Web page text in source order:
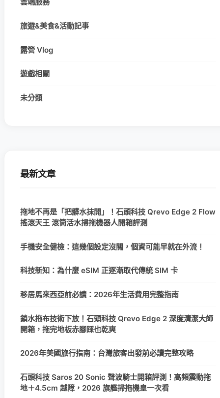
雲端服務
旅遊&美食&活動記事
露營 Vlog
遊戲相關
未分類
最新文章
拖地不再是「把髒水抹開」！石頭科技 Qrevo Edge 2 Flow
搖滾天王 滾筒活水掃拖機器人開箱評測
手機安全健檢：這幾個設定沒關，個資可能早就在外流！
科技新知：為什麼 eSIM 正逐漸取代傳統 SIM 卡
移居馬來西亞前必讀：2026年生活費用完整指南
鎖水拖布技術下放！石頭科技 Qrevo Edge 2 深度清潔大師
開箱，拖完地板赤腳踩也乾爽
2026年美國旅行指南：台灣旅客出發前必讀完整攻略
石頭科技 Saros 20 Sonic 聲波騎士開箱評測！高頻震動拖
地＋4.5cm 越障，2026 旗艦掃拖機皇一次看